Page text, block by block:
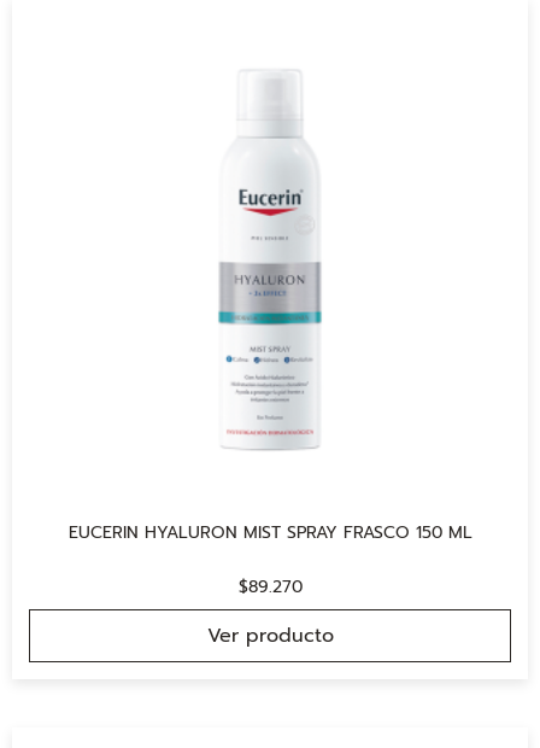
EUCERIN HYALURON MIST SPRAY FRASCO 150 ML
$89.270
Ver producto